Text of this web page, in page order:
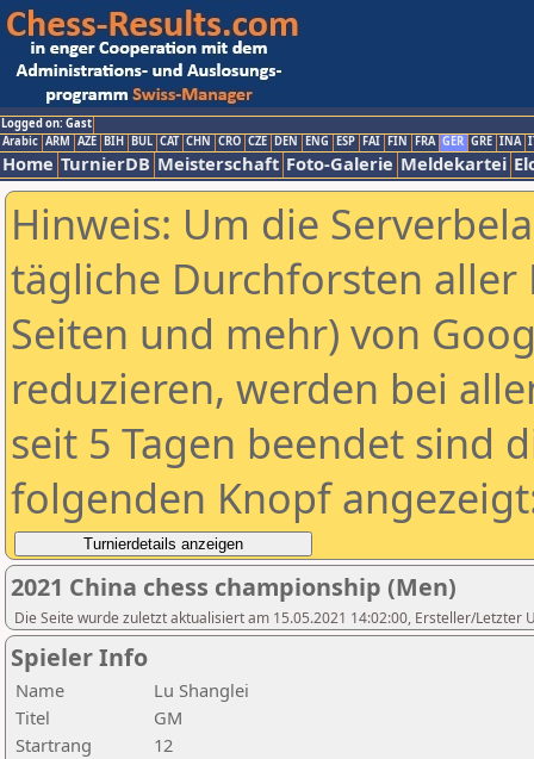
Logged on: Gast
Arabic ARM AZE BIH BUL CAT CHN CRO CZE DEN ENG ESP FAI FIN FRA GER GRE INA
Home TurnierDB Meisterschaft Foto-Galerie Meldekartei
Hinweis: Um die
tägliche Durchforsten aller
Seiten und mehr) von
reduzieren, werden bei
seit 5 Tagen beendet sind
folgenden Knopf
2021 China chess championship (Men)
Die Seite wurde zuletzt aktualisiert am 15.05.2021 14:02:00, Ersteller/Letzter
Spieler Info
Name
Lu Shanglei
Titel
GM
Startrang
12